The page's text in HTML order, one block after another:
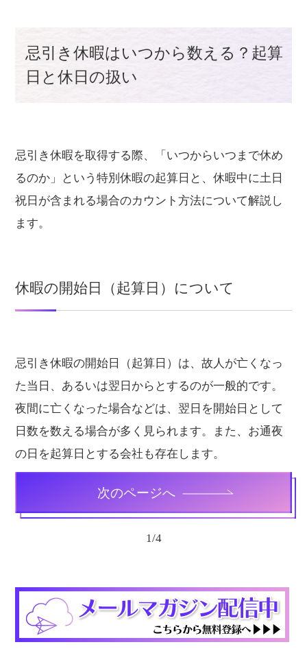
忌引き休暇はいつから数える？起算
日と休日の扱い
忌引き休暇を取得する際、「いつからいつまで休め
るのか」という特別休暇の起算日と、休暇中に土日
祝日が含まれる場合のカウント方法について解説し
ます。
休暇の開始日（起算日）について
忌引き休暇の開始日（起算日）は、故人が亡くなっ
た当日、あるいは翌日からとするのが一般的です。
夜間に亡くなった場合などは、翌日を開始日として
日数を数える場合が多く見られます。また、お通夜
の日を起算日とする会社も存在します。
次のページへ
1/4